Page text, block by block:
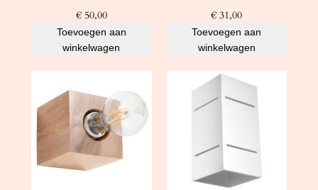
€50,00
Toevoegen aan
winkelwagen
€ 31,00
Toevoegen aan
winkelwagen